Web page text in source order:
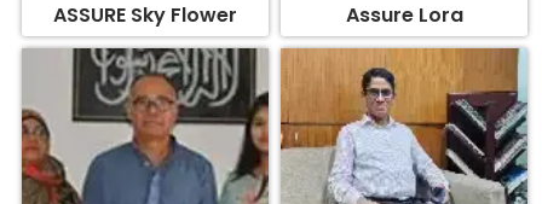
ASSURE Sky Flower Assure Lora